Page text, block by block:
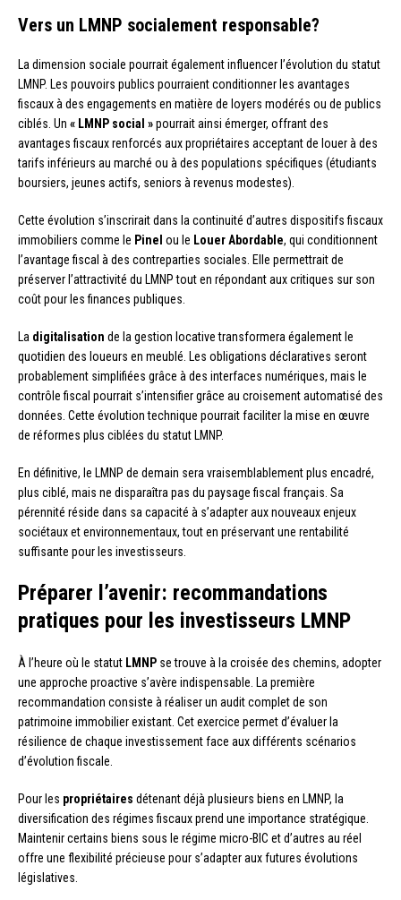
Vers un LMNP socialement responsable?
La dimension sociale pourrait également influencer l’évolution du statut
LMNP. Les pouvoirs publics pourraient conditionner les avantages
fiscaux à des engagements en matière de loyers modérés ou de publics
ciblés. Un « LMNP social »pourrait ainsi émerger, offrant des
avantages fiscaux renforcés aux propriétaires acceptant de louer à des
tarifs inférieurs au marché ou à des populations spécifiques (étudiants
boursiers, jeunes actifs, seniors à revenus modestes).
Cette évolution s’inscrirait dans la continuité d’autres dispositifs fiscaux
immobiliers comme le Pinel ou le Louer Abordable, qui conditionnent
l’avantage fiscal à des contreparties sociales. Elle permettrait de
préserver l’attractivité du LMNP tout en répondant aux critiques sur son
coût pour les finances publiques.
La digitalisation de la gestion locative transformera également le
quotidien des loueurs en meublé. Les obligations déclaratives seront
probablement simplifiées grâce à des interfaces numériques, mais le
contrôle fiscal pourrait s’intensifier grâce au croisement automatisé des
données. Cette évolution technique pourrait faciliter la mise en œuvre
de réformes plus ciblées du statut LMNP.
En définitive, le LMNP de demain sera vraisemblablement plus encadré,
plus ciblé, mais ne disparaîtra pas du paysage fiscal français. Sa
pérennité réside dans sa capacité à s’adapter aux nouveaux enjeux
sociétaux et environnementaux, tout en préservant une rentabilité
suffisante pour les investisseurs.
Préparer l’avenir: recommandations
pratiques pour les investisseurs LMNP
À l’heure où le statut LMNP se trouve à la croisée des chemins, adopter
une approche proactive s’avère indispensable. La première
recommandation consiste à réaliser un audit complet de son
patrimoine immobilier existant. Cet exercice permet d’évaluer la
résilience de chaque investissement face aux différents scénarios
d’évolution fiscale.
Pour les propriétaires détenant déjà plusieurs biens en LMNP, la
diversification des régimes fiscaux prend une importance stratégique.
Maintenir certains biens sous le régime micro-BIC et d’autres au réel
offre une flexibilité précieuse pour s’adapter aux futures évolutions
législatives.